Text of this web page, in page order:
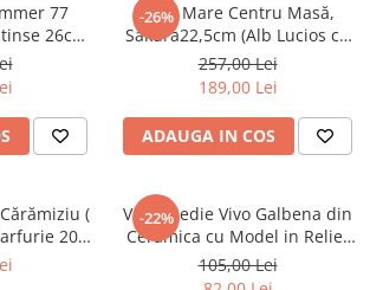
77
26cm,
& 4
-26%
Vază Mare Centru Masă,
Sakura22,5cm (Alb Lucios cu
Picatele Vișinii)
257,00 Lei
189,00 Lei
ADAUGA IN COS
(
20
ml )
-22%
Vază Medie Vivo Galbena din
Ceramica cu Model in Relief
Galben-Ocru
105,00 Lei